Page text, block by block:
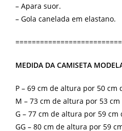
– Apara suor.
– Gola canelada em elastano.
MEDIDA DA CAMISETA
P – 69 cm de altura por 50 cm
M – 73 cm de altura por 53
G – 77 cm de altura por 59 cm
GG – 80 cm de altura por 59